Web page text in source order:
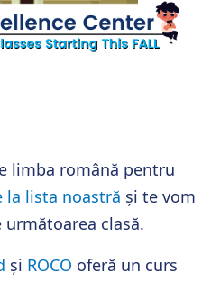
limba română pentru
la lista noastră și te vom
clasă.
și ROCO oferă un curs